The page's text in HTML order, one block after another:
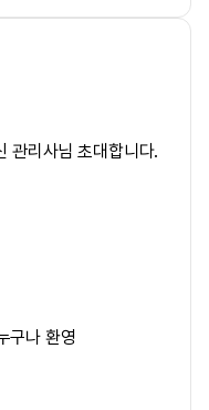
관리사님 초대합니다.
구나 환영